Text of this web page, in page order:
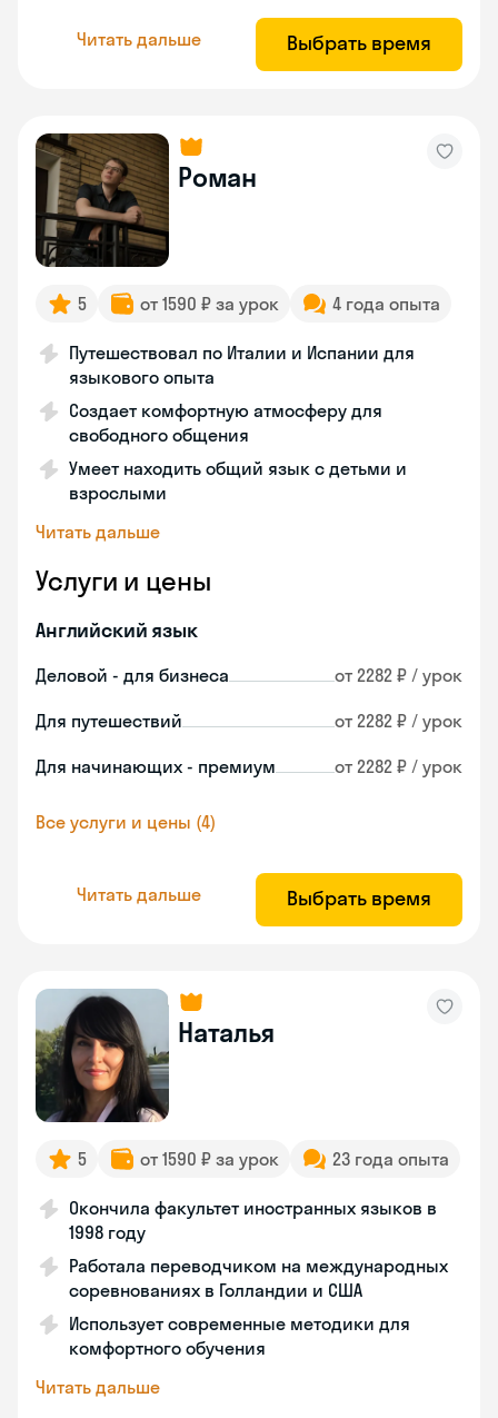
Читать дальше Выбрать время
Роман
5 от 1590 ₽ за урок 4 года опыта
Путешествовал по Италии и Испании для
языкового опыта
Создает комфортную атмосферу для
свободного общения
Умеет находить общий язык с детьми и
взрослыми
Читать дальше
Услуги и цены
Английский язык
Деловой - для бизнеса от 2282 ₽ / урок
Для путешествий от 2282 ₽ / урок
Для начинающих - премиум от 2282 ₽ / урок
Все услуги и цены (4)
Читать дальше Выбрать время
Наталья
5 от 1590 ₽ за урок 23 года опыта
Окончила факультет иностранных языков в
1998 году
Работала переводчиком на международных
соревнованиях в Голландии и США
Использует современные методики для
комфортного обучения
Читать дальше